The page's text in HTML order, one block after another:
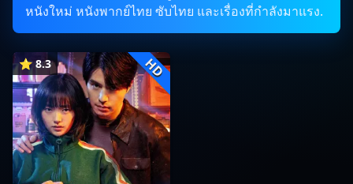
หนังใหม่ หนังพากย์ไทย ซับไทย และเรื่องที่กำลังมาแรง.
⭐ 8.3 HD